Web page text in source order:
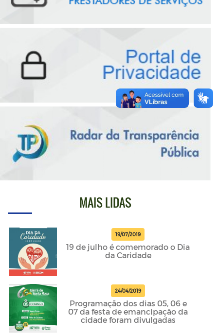
MAIS LIDAS
19/07/2019
19 de julho é comemorado o Dia
da Caridade
24/04/2019
Programação dos dias 05, 06 e
07 da festa de emancipação da
cidade foram divulgadas